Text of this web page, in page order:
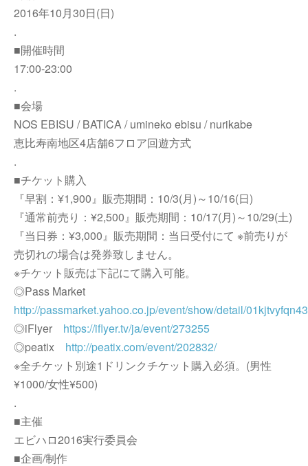
2016年10月30日(日)
.
■開催時間
17:00-23:00
.
■会場
NOS EBISU / BATICA / umineko ebisu / nurikabe
恵比寿南地区4店舗6フロア回遊方式
.
■チケット購入
『早割：¥1,900』販売期間：10/3(月)～10/16(日)
『通常前売り：¥2,500』販売期間：10/17(月)～10/29(土)
『当日券：¥3,000』販売期間：当日受付にて ※前売りが
売切れの場合は発券致しません。
※チケット販売は下記にて購入可能。
◎Pass Market
http://passmarket.yahoo.co.jp/event/show/detail/
◎iFlyer https://iflyer.tv/ja/event/273255
◎peatix http://peatix.com/event/202832/
※全チケット別途1ドリンクチケット購入必須。(男性
¥1000/女性¥500)
.
■主催
エビハロ2016実行委員会
■企画/制作